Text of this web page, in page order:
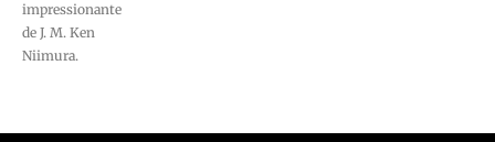
impressionante
de J. M. Ken
Niimura.